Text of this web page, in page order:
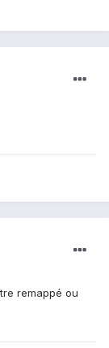
remappé ou